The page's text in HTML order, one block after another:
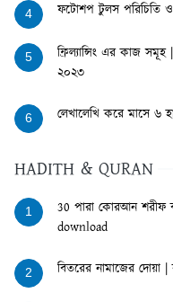
4 ফটোশপ টুলস পরিচিতি ও
5
ফ্রিল্যান্সিং এর কাজ সমূহ
২০২৩
6 লেখালেখি করে মাসে ৬
HADITH & QURAN
1
30 পারা কোরআন শরীফ
download
2 বিতরের নামাজের দোয়া